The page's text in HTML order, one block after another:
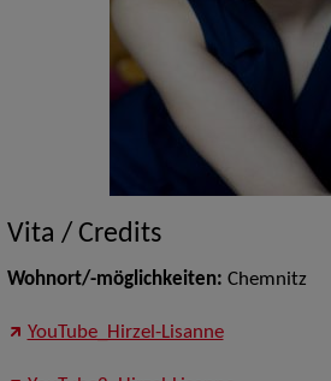
Vita / Credits
Wohnort/-möglichkeiten: Chemnitz
YouTube_Hirzel-Lisanne